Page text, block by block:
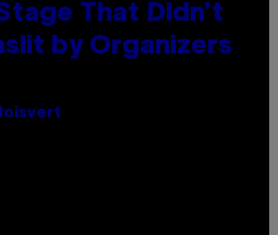
That Didn’t
by Organizers